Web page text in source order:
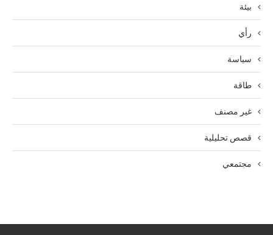
بيئة
رأي
سياسة
طاقة
غير مصنف
قصص تحليلية
مجتمعي